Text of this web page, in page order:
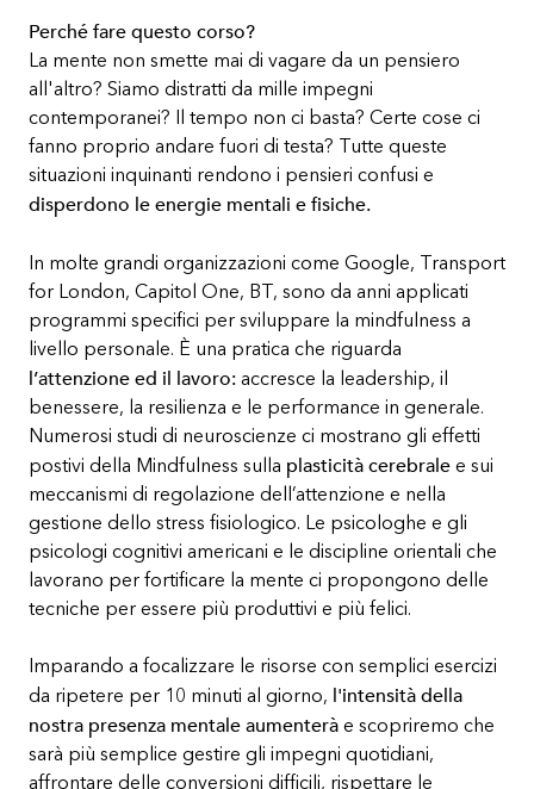
Perché fare questo corso?
La mente non smette mai di vagare da un pensiero
all'altro? Siamo distratti da mille impegni
contemporanei? Il tempo non ci basta? Certe cose ci
fanno proprio andare fuori di testa? Tutte queste
situazioni inquinanti rendono i pensieri confusi e
disperdono le energie mentali e fisiche.
In molte grandi organizzazioni come Google, Transport
for London, Capitol One, BT, sono da anni applicati
programmi specifici per sviluppare la mindfulness a
livello personale. È una pratica che riguarda
l’attenzione ed il lavoro: accresce la leadership, il
benessere, la resilienza e le performance in generale.
Numerosi studi di neuroscienze ci mostrano gli effetti
postivi della Mindfulness sulla plasticità cerebrale e sui
meccanismi di regolazione dell’attenzione e nella
gestione dello stress fisiologico. Le psicologhe e gli
psicologi cognitivi americani e le discipline orientali che
lavorano per fortificare la mente ci propongono delle
tecniche per essere più produttivi e più felici.
Imparando a focalizzare le risorse con semplici esercizi
da ripetere per 10 minuti al giorno, l'intensità della
nostra presenza mentale aumenterà e scopriremo che
sarà più semplice gestire gli impegni quotidiani,
affrontare delle conversioni difficili, rispettare le